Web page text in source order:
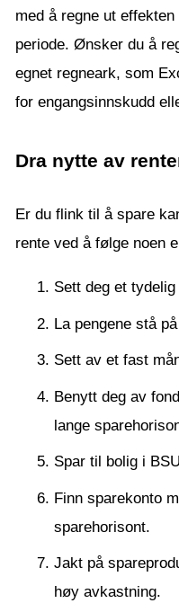
med å regne ut
periode. Ønsker du å
egnet regneark, som
for engangsinnskudd
Dra nytte av
Er du flink til å spare
rente ved å følge noen
Sett deg et
La pengene stå
Sett av et fast
Benytt deg av
lange
Spar til bolig i
Finn sparekonto
sparehorisont.
Jakt på
høy avkastning.